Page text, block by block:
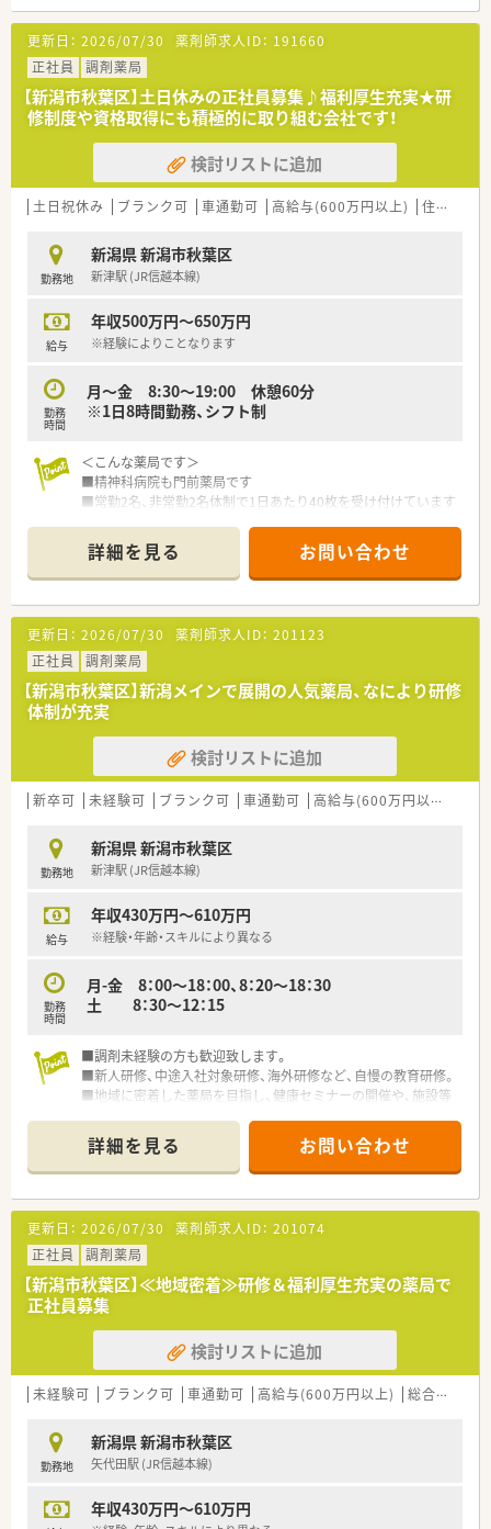
きます。
■豊富なキャリアパスがあります！
幅広い事業を持つので、自由なキャリアパスを描くことができ
ます。
現場にこだわるスペシャリストから、本社で経営を担う幹部ま
で最大限に応援していきます。
店舗・薬局だけでなく重要なポジションも薬剤師が担当してい
ます。
■教育・研修制度
職種や職域に合わせ、豊富な社内研修や外部組織と連携した研
修を用意しています。
No.1企業として、長く働ける職場環境を創っていきます！
出産した後も安心して勤務ができるように時短制度の延長を
していきます。
時短勤務ができるよう変更予定です。
更新日： 2026/07/30 薬剤師求人ID： 191660
正社員
調剤薬局
【新潟市秋葉区】土日休みの正社員募集♪福利厚生充実★研
修制度や資格取得にも積極的に取り組む会社です！
検討リストに追加
土日祝休み ブランク可 車通勤可 高給与(600万円以上) 住宅補助(手当)あり
勤務地
新潟県 新潟市秋葉区
新津駅 (JR信越本線)
給与
年収500万円～650万円
※経験によりことなります
勤務
時間
月～金 8:30～19:00 休憩60分
※1日8時間勤務、シフト制
＜こんな薬局です＞
■精神科病院も門前薬局です
■常勤2名、非常勤2名体制で1日あたり40枚を受け付けています
＜会社の特徴＞
■メリハリ重視の方おすすめの会社です！
■女性にも働きやすい環境（産育休取得率ほぼ100％）と人に優
しい環境（1人あたりの処方箋枚数が少ない）の為、定着率が良い
会社です！
■有給休暇率は80％！消化しやすい環境で、休暇においてもライ
フワークバランスのとりやすい環境です。
■残業は全社で月5時間程度！
仕事もプライベートもバランスよくを目指す方にはオススメ
■学会発表や外来がん治療認定薬剤師など資格取得にも積極的
です
■e-ラーニングや研修制度も充実しています！
＜こんな方にオススメです＞
■残業はすくなめ、～18時勤務で探しいる方
■個人薬局は心配だが、異動はしたくない方
詳細を見る お問い合わせ
更新日： 2026/07/30 薬剤師求人ID： 201123
正社員
調剤薬局
【新潟市秋葉区】新潟メインで展開の人気薬局、なにより研修
体制が充実
検討リストに追加
新卒可 未経験可 ブランク可 車通勤可 高給与(600万円以上)
勤務地
新潟県 新潟市秋葉区
新津駅 (JR信越本線)
給与
年収430万円～610万円
※経験・年齢・スキルにより異なる
勤務
時間
月-金 8：00～18：00、8：20～18：30
土 8：30～12：15
■調剤未経験の方も歓迎致します。
■新人研修、中途入社対象研修、海外研修など、自慢の教育研修。
■地域に密着した薬局を目指し、健康セミナーの開催や、施設等
■この求人は大手薬局求人特集に掲載中です■
詳細を見る お問い合わせ
更新日： 2026/07/30 薬剤師求人ID： 201074
正社員
調剤薬局
【新潟市秋葉区】≪地域密着≫研修＆福利厚生充実の薬局で
正社員募集
検討リストに追加
未経験可 ブランク可 車通勤可 高給与(600万円以上) 総合科目
勤務地
新潟県 新潟市秋葉区
矢代田駅 (JR信越本線)
年収430万円～610万円